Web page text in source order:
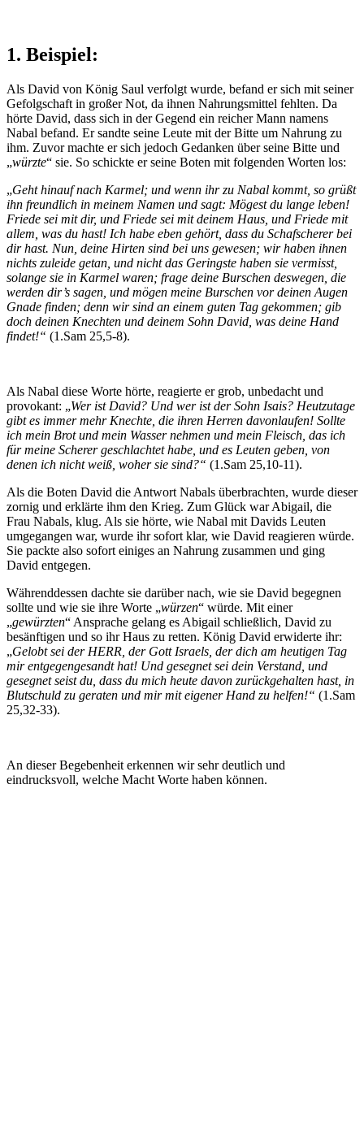
1. Beispiel:
Als David von König Saul verfolgt wurde, befand er sich mit seiner
Gefolgschaft in großer Not, da ihnen Nahrungsmittel fehlten. Da
hörte David, dass sich in der Gegend ein reicher Mann namens
Nabal befand. Er sandte seine Leute mit der Bitte um Nahrung zu
ihm. Zuvor machte er sich jedoch Gedanken über seine Bitte und
„würzte“ sie. So schickte er seine Boten mit folgenden Worten los:
„Geht hinauf nach Karmel; und wenn ihr zu Nabal kommt, so grüßt
ihn freundlich in meinem Namen und sagt: Mögest du lange leben!
Friede sei mit dir, und Friede sei mit deinem Haus, und Friede mit
allem, was du hast! Ich habe eben gehört, dass du Schafscherer bei
dir hast. Nun, deine Hirten sind bei uns gewesen; wir haben ihnen
nichts zuleide getan, und nicht das Geringste haben sie vermisst,
solange sie in Karmel waren; frage deine Burschen deswegen, die
werden dir’s sagen, und mögen meine Burschen vor deinen Augen
Gnade finden; denn wir sind an einem guten Tag gekommen; gib
doch deinen Knechten und deinem Sohn David, was deine Hand
findet!“ (1.Sam 25,5-8).
Als Nabal diese Worte hörte, reagierte er grob, unbedacht und
provokant: „Wer ist David? Und wer ist der Sohn Isais? Heutzutage
gibt es immer mehr Knechte, die ihren Herren davonlaufen! Sollte
ich mein Brot und mein Wasser nehmen und mein Fleisch, das ich
für meine Scherer geschlachtet habe, und es Leuten geben, von
denen ich nicht weiß, woher sie sind?“ (1.Sam 25,10-11).
Als die Boten David die Antwort Nabals überbrachten, wurde dieser
zornig und erklärte ihm den Krieg. Zum Glück war Abigail, die
Frau Nabals, klug. Als sie hörte, wie Nabal mit Davids Leuten
umgegangen war, wurde ihr sofort klar, wie David reagieren würde.
Sie packte also sofort einiges an Nahrung zusammen und ging
David entgegen.
Währenddessen dachte sie darüber nach, wie sie David begegnen
sollte und wie sie ihre Worte „würzen“ würde. Mit einer
„gewürzten“ Ansprache gelang es Abigail schließlich, David zu
besänftigen und so ihr Haus zu retten. König David erwiderte ihr:
„Gelobt sei der HERR, der Gott Israels, der dich am heutigen Tag
mir entgegengesandt hat! Und gesegnet sei dein Verstand, und
gesegnet seist du, dass du mich heute davon zurückgehalten hast, in
Blutschuld zu geraten und mir mit eigener Hand zu helfen!“ (1.Sam
25,32-33).
An dieser Begebenheit erkennen wir sehr deutlich und
eindrucksvoll, welche Macht Worte haben können.